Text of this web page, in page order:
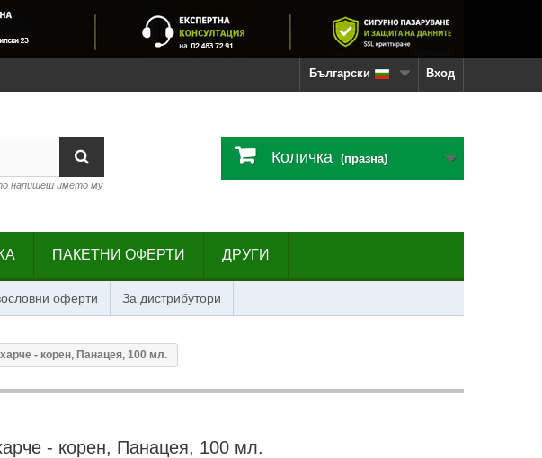
Вход
Български
напишеш името му
Количка (празна)
ПАКЕТНИ ОФЕРТИ ДРУГИ
оферти За дистрибутори
- корен, Панацея, 100 мл.
- корен, Панацея, 100 мл.